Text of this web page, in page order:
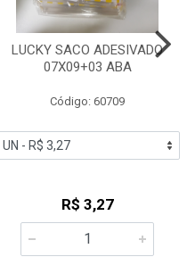
LUCKY SACO ADESIVADO
07X09+03 ABA
Código: 60709
R$ 3,27